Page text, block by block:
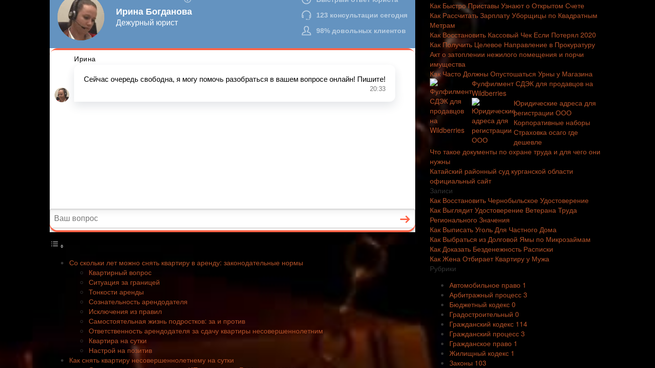
Со скольки лет можно снять квартиру в аренду: законодательные нормы
Квартирный вопрос
Ситуация за границей
Тонкости аренды
Сознательность арендодателя
Исключения из правил
Самостоятельная жизнь подростков: за и против
Ответственность арендодателя за сдачу квартиры несовершеннолетним
Квартира на сутки
Настрой на позитив
Как снять квартиру несовершеннолетнему на сутки
Как Быстро Приставы Узнают о Открытом Счете
Как Рассчитать Зарплату Уборщицы по Квадратным
Метрам
Как Восстановить Кассовый Чек Если Потерял 2020
Как Получить Целевое Направление в Прокуратуру
Акт о затоплении нежилого помещения и порчи
имущества
Как Часто Должны Опустошаться Урны у Магазина
Фулфилмент СДЭК для продавцов на
Wildberries
Юридические адреса для
регистрации ООО
Корпоративные наборы
Страховка осаго где
дешевле
Что такое документы по охране труда и для чего они
нужны
Катайский районный суд курганской области
официальный сайт
Записи
Как Восстановить Чернобыльское Удостоверение
Как Выглядит Удостоверение Ветерана Труда
Регионального Значения
Как Выписать Уголь Для Частного Дома
Как Выбраться из Долговой Ямы по Микрозаймам
Как Доказать Безденежность Расписки
Как Жена Отбирает Квартиру у Мужа
Рубрики
Автомобильное право 1
Арбитражный процесс 3
Бюджетный кодекс 0
Градостроительный 0
Гражданский кодекс 114
Гражданский процесс 3
Гражданское право 1
Жилищный кодекс 1
Законы 103